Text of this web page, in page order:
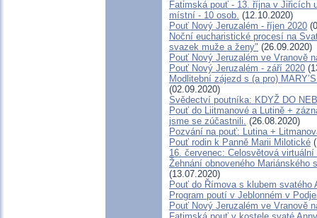
Fatimská pouť - 13. října v Jiřicích
místní - 10 osob. (12.10.2020)
Pouť Nový Jeruzalém - říjen 2020
Noční eucharistické procesí na
svazek muže a ženy" (26.09.2020)
Pouť Nový Jeruzalém ve Vranově
Pouť Nový Jeruzalém - září 2020
Modlitební zájezd s (a pro)
(02.09.2020)
Svědectví poutníka: KDYŽ DO
Pouť do Liitmanové a Lutině +
jsme se zúčastnili. (26.08.2020)
Pozvání na pouť: Lutina +
Pouť rodin k Panně Marii Milotické
16. červenec: Celosvětová virtuální
Žehnání obnoveného
(13.07.2020)
Pouť do Římova s klubem svatého
Program poutí v Jeblonném v
Pouť Nový Jeruzalém ve Vranově